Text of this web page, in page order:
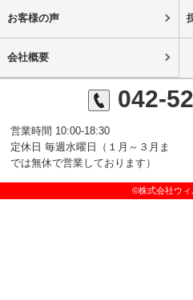
お客様の声
会社概要
042-
営業時間 10:00-18:30
定休日 毎週水曜日（１月～３月ま
では無休で営業しております）
©株式会社ウィ